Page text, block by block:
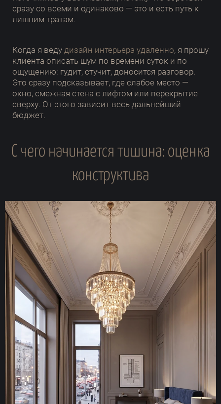
сразу со всеми и одинаково — это и есть путь к
лишним тратам.
Когда я веду дизайн интерьера удаленно, я прошу
клиента описать шум по времени суток и по
ощущению: гудит, стучит, доносится разговор.
Это сразу подсказывает, где слабое место —
окно, смежная стена с лифтом или перекрытие
сверху. От этого зависит весь дальнейший
бюджет.
С чего начинается тишина: оценка
конструктива